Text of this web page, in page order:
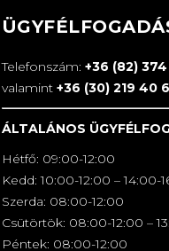
Telefonszám: +36 (82) 374
valamint +36 (30) 219 40
ÁLTALÁNOS
Hétfő: 09:00-12:00
Kedd: 10:00-12:00 – 14:00-
Szerda: 08:00-12:00
Csütörtök: 08:00-12:00 –
Péntek: 08:00-12:00